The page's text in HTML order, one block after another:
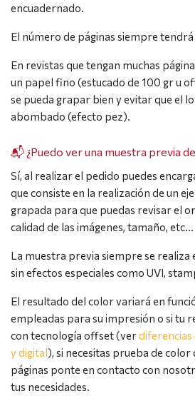
encuadernado.
El número de páginas siempre
En revistas que tengan muchas
un papel fino (estucado de 100 gr u
se pueda grapar bien y evitar que el
abombado (efecto pez).
📬 ¿Puedo ver una muestra previa
Sí, al realizar el pedido puedes
que consiste en la realización de un
grapada para que puedas revisar el
calidad de las imágenes, tamaño, etc…
La muestra previa siempre se realiza
sin efectos especiales como UVI,
El resultado del color variará en
empleadas para su impresión o si tu
con tecnología offset (ver
y digital), si necesitas prueba de
páginas ponte en contacto con
tus necesidades.